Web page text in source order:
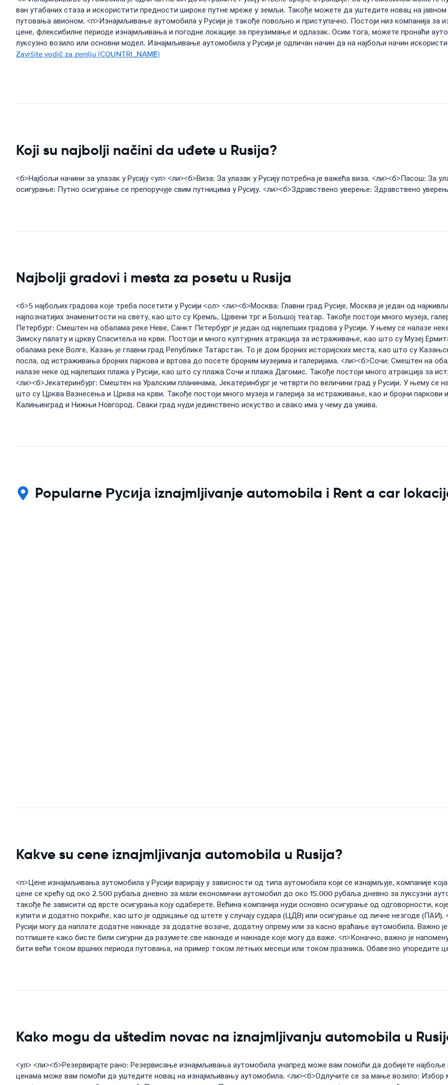
ван утабаних стаза и искористити предности широке путне мреже у земљи. Такође можете да уштедите новац на
путовања авионом. <п>Изнајмљивање аутомобила у Русији је такође повољно и приступачно. Постоји низ компанија за
цене, флексибилне периоде изнајмљивања и погодне локације за преузимање и одлазак. Осим тога, можете пронаћи
луксузно возило или основни модел. Изнајмљивање аутомобила у Русији је одличан начин да на најбољи начин
Završite vodič za zemlju {COUNTRI_NAME}
Koji su najbolji načini da uđete u Rusija?
<б>Најбољи начини за улазак у Русију <ул> <ли><б>Виза: За улазак у Русију потребна је важећа виза. <ли><б>Пасош: За
осигурање: Путно осигурање се препоручује свим путницима у Русију. <ли><б>Здравствено уверење: Здравствено
Najbolji gradovi i mesta za posetu u Rusija
<б>5 најбољих градова које треба посетити у Русији <ол> <ли><б>Москва: Главни град Русије, Москва је један од
најпознатијих знаменитости на свету, као што су Кремљ, Црвени трг и Бољшој театар. Такође постоји много музеја,
Петербург: Смештен на обалама реке Неве, Санкт Петербург је један од најлепших градова у Русији. У њему се налазе
Зимску палату и цркву Спаситеља на крви. Постоји и много културних атракција за истраживање, као што су Музеј
обалама реке Волге, Казањ је главни град Републике Татарстан. То је дом бројних историјских места, као што су
посла, од истраживања бројних паркова и вртова до посете бројним музејима и галеријама. <ли><б>Сочи: Смештен на
налазе неке од најлепших плажа у Русији, као што су плажа Сочи и плажа Дагомис. Такође постоји много атракција за
<ли><б>Јекатеринбург: Смештен на Уралским планинама, Јекатеринбург је четврти по величини град у Русији. У њему се
што су Црква Вазнесења и Црква на крви. Такође постоји много музеја и галерија за истраживање, као и бројни
Калињинград и Нижњи Новгород. Сваки град нуди јединствено искуство и свако има у чему да ужива.
Popularne Русија iznajmljivanje automobila i Rent a car
Kakve su cene iznajmljivanja automobila u Rusija?
<п>Цене изнајмљивања аутомобила у Русији варирају у зависности од типа аутомобила који се изнајмљује, компаније
цене се крећу од око 2.500 рубаља дневно за мали економични аутомобил до око 15.000 рубаља дневно за луксузни
такође ће зависити од врсте осигурања коју одаберете. Већина компанија нуди основно осигурање од одговорности,
купити и додатно покриће, као што је одрицање од штете у случају судара (ЦДВ) или осигурање од личне незгоде
Русији могу да наплате додатне накнаде за додатне возаче, додатну опрему или за касно враћање аутомобила. Важно
потпишете како бисте били сигурни да разумете све накнаде и накнаде које могу да важе. <п>Коначно, важно је
бити већи током вршних периода путовања, на пример током летњих месеци или током празника. Обавезно упоредите
Kako mogu da uštedim novac na iznajmljivanju automobila u
<ул> <ли><б>Резервирајте рано: Резервисање изнајмљивања аутомобила унапред може вам помоћи да добијете
ценама може вам помоћи да уштедите новац на изнајмљивању аутомобила. <ли><б>Одлучите се за мање возило: